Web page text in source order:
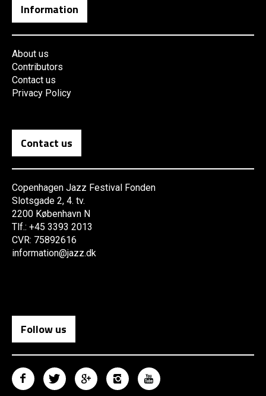
Information
About us
Contributors
Contact us
Privacy Policy
Contact us
Copenhagen Jazz Festival Fonden
Slotsgade 2, 4. tv.
2200 København N
Tlf.: +45 3393 2013
CVR: 75892616
information@jazz.dk
Follow us